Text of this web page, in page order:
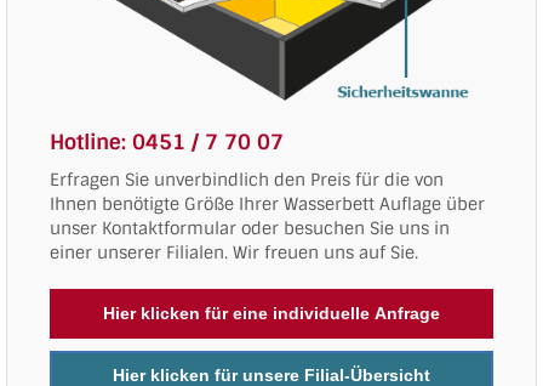
Hotline: 0451 / 7 70 07
Erfragen Sie unverbindlich den Preis für die von
Ihnen benötigte Größe Ihrer Wasserbett Auflage über
unser Kontaktformular oder besuchen Sie uns in
einer unserer Filialen. Wir freuen uns auf Sie.
Hier klicken für eine individuelle Anfrage
Hier klicken für unsere Filial-Übersicht